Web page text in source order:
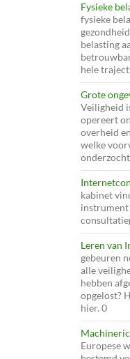
Fysieke
fysieke
belasting
hele
Grote
Veiligheid
opereert
overheid
welke
kabinet
instrument
Leren van
gebeuren
alle
hebben
opgelost?
hier. 0
Europese